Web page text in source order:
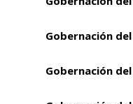
Gobernación
Gobernación